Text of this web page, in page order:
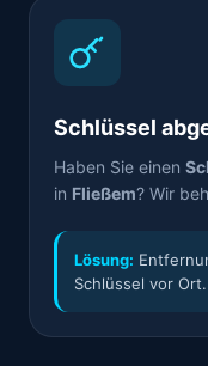
Schlüssel
Haben Sie einen
in Fließem? Wir
Lösung:
Schlüssel vor Ort.